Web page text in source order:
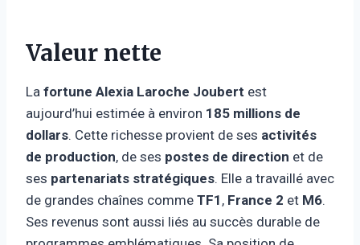
Valeur nette
La fortune Alexia Laroche Joubert est
aujourd’hui estimée à environ 185 millions de
dollars. Cette richesse provient de ses activités
de production, de ses postes de direction et de
ses partenariats stratégiques. Elle a travaillé avec
de grandes chaînes comme TF1 , France 2 et M6.
Ses revenus sont aussi liés au succès durable de